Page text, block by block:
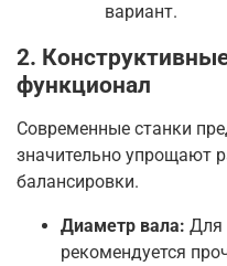
вариант.
2.
функционал
Современные станки
значительно упрощают
балансировки.
Диаметр вала: Для
рекомендуется